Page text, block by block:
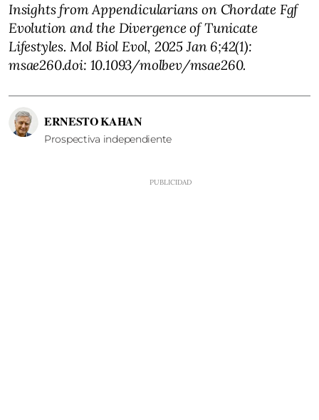
Insights from Appendicularians on Chordate Fgf
Evolution and the Divergence of Tunicate
Lifestyles. Mol Biol Evol, 2025 Jan 6;42(1):
msae260.doi: 10.1093/molbev/msae260.
ERNESTO KAHAN
Prospectiva independiente